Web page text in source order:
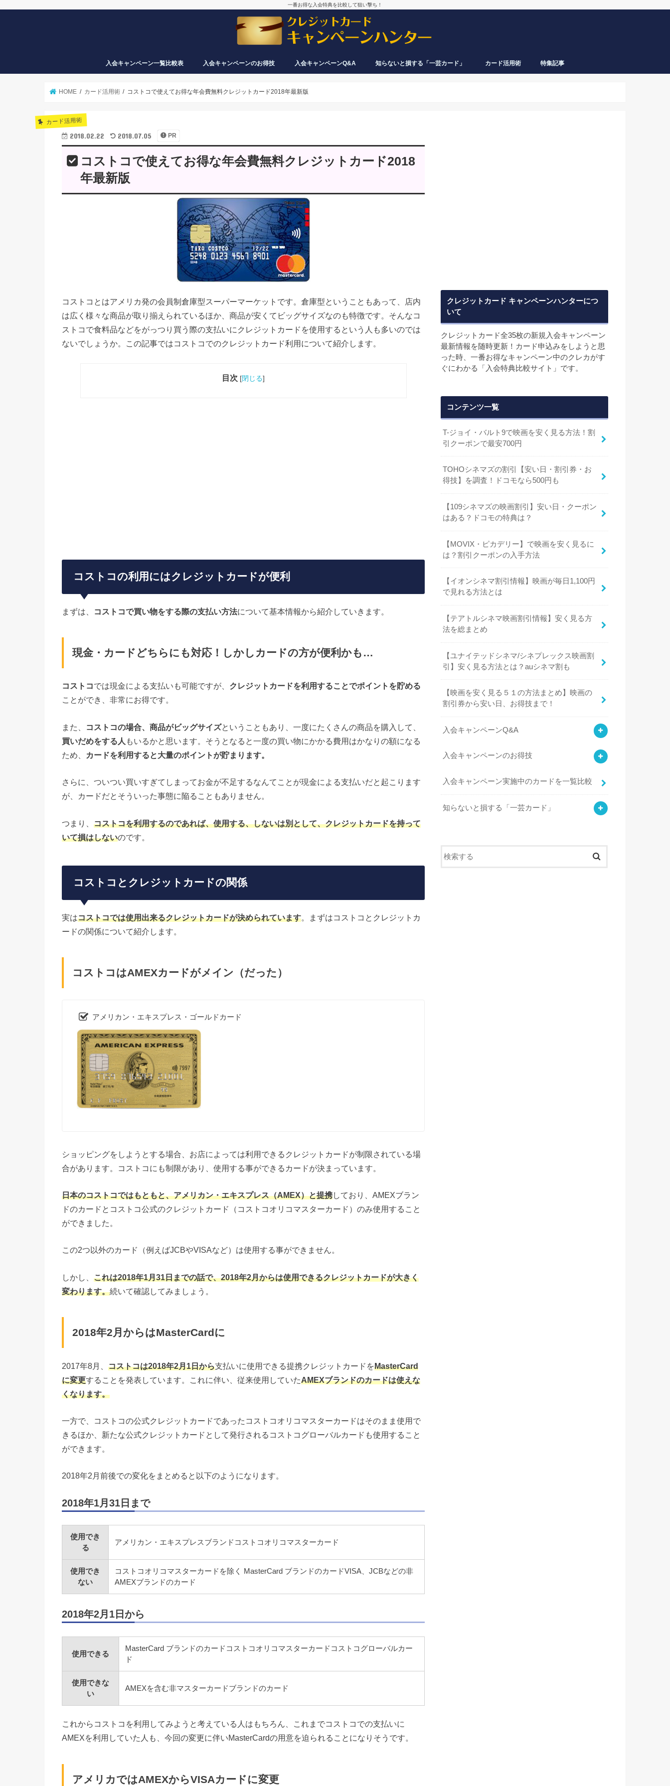
一番お得な入会特典を比較して狙い撃ち！
入会キャンペーン一覧比較表 入会キャンペーンのお得技
から買い物できる
nanaco
入会キャンペーンQ&A
ぐ解約しても大丈夫？
てる？申し込める？
＆もらえないカードまとめ
を実施する時期は？特典はいつがお
ないのですが？
カード会社は損しないの？
知らないと損する「一芸カード」 カード活用術 特集記事
HOME カード活用術 コストコで使えてお得な年会費無料クレジットカード2018年最新版
カード活用術
2018.02.22 2018.07.05 PR
コストコで使えてお得な年会費無料クレジットカード2018
年最新版
コストコとはアメリカ発の会員制倉庫型スーパーマーケットです。倉庫型ということもあって、店内
は広く様々な商品が取り揃えられているほか、商品が安くてビッグサイズなのも特徴です。そんなコ
ストコで食料品などをがっつり買う際の支払いにクレジットカードを使用するという人も多いのでは
ないでしょうか。この記事ではコストコでのクレジットカード利用について紹介します。
目次 [閉じる]
コストコの利用にはクレジットカードが便利
まずは、 コストコで買い物をする際の支払い方法について基本情報から紹介していきます。
現金・カードどちらにも対応！しかしカードの方が便利かも…
コストコでは現金による支払いも可能ですが、 クレジットカードを利用することでポイントを貯める
ことができ、非常にお得です。
また、 コストコの場合、商品がビッグサイズということもあり、一度にたくさんの商品を購入して、
買いだめをする人 もいるかと思います。そうとなると一度の買い物にかかる費用はかなりの額になる
ため、
カードを利用すると大量のポイントが貯まります。
さらに、ついつい買いすぎてしまってお金が不足するなんてことが現金による支払いだと起こります
が、カードだとそういった事態に陥ることもありません。
つまり、 コストコを利用するのであれば、使用する、しないは別として、クレジットカードを持って
いて損はしないのです。
コストコとクレジットカードの関係
実はコストコでは使用出来るクレジットカードが決められています 。まずはコストコとクレジットカ
ードの関係について紹介します。
コストコはAMEXカードがメイン（だった）
アメリカン・エキスプレス・ゴールドカード
ショッピングをしようとする場合、お店によっては利用できるクレジットカードが制限されている場
合があります。コストコにも制限があり、使用する事ができるカードが決まっています。
日本のコストコではもともと、アメリカン・エキスプレス（AMEX）と提携しており、AMEXブラン
ドのカードとコストコ公式のクレジットカード（コストコオリコマスターカード）のみ使用すること
ができました。
この2つ以外のカード（例えばJCBやVISAなど）は使用する事ができません。
しかし、 これは2018年1月31日までの話で、2018年2月からは使用できるクレジットカードが大きく
変わります。続いて確認してみましょう。
2018年2月からはMasterCardに
2017年8月、 コストコは2018年2月1日から支払いに使用できる提携クレジットカードをMasterCard
に変更することを発表しています。これに伴い、従来使用していたAMEXブランドのカードは使えな
くなります。
一方で、コストコの公式クレジットカードであったコストコオリコマスターカードはそのまま使用で
きるほか、新たな公式クレジットカードとして発行されるコストコグローバルカードも使用すること
ができます。
2018年2月前後での変化をまとめると以下のようになります。
2018年1月31日まで
使用でき
る
アメリカン・エキスプレスブランドコストコオリコマスターカード
使用でき
ない
コストコオリコマスターカードを除く MasterCard ブランドのカードVISA、JCBなどの非
AMEXブランドのカード
2018年2月1日から
使用できる
MasterCard ブランドのカードコストコオリコマスターカードコストコグローバルカー
ド
使用できな
い
AMEXを含む非マスターカードブランドのカード
これからコストコを利用してみようと考えている人はもちろん、これまでコストコでの支払いに
AMEXを利用していた人も、今回の変更に伴いMasterCardの用意を迫られることになりそうです。
アメリカではAMEXからVISAカードに変更
クレジットカード キャンペーンハンターにつ
いて
クレジットカード全35枚の新規入会キャンペーン
最新情報を随時更新！カード申込みをしようと思
った時、一番お得なキャンペーン中のクレカがす
ぐにわかる「入会特典比較サイト」です。
コンテンツ一覧
T-ジョイ・バルト9で映画を安く見る方法！割
引クーポンで最安700円
TOHOシネマズの割引【安い日・割引券・お
得技】を調査！ドコモなら500円も
【109シネマズの映画割引】安い日・クーポン
はある？ドコモの特典は？
【MOVIX・ピカデリー】で映画を安く見るに
は？割引クーポンの入手方法
【イオンシネマ割引情報】映画が毎日1,100円
で見れる方法とは
【テアトルシネマ映画割引情報】安く見る方
法を総まとめ
【ユナイテッドシネマ/シネプレックス映画割
引】安く見る方法とは？auシネマ割も
【映画を安く見る５１の方法まとめ】映画の
割引券から安い日、お得技まで！
入会キャンペーンQ&A
入会キャンペーンのお得技
入会キャンペーン実施中のカードを一覧比較
知らないと損する「一芸カード」